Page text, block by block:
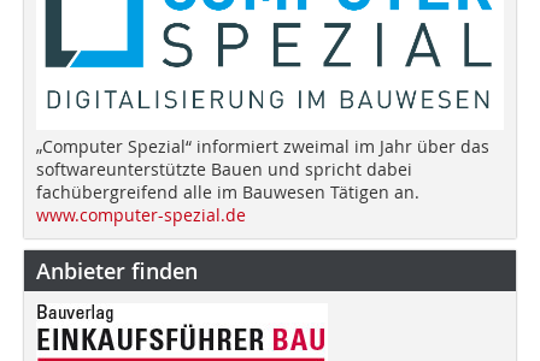
„Computer Spezial“ informiert zweimal im Jahr über das
softwareunterstützte Bauen und spricht dabei
fachübergreifend alle im Bauwesen Tätigen an.
www.computer-spezial.de
Anbieter finden